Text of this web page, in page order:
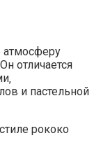
атмосферу
отличается
и пастельной
рококо